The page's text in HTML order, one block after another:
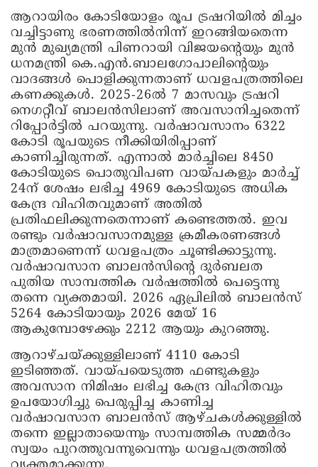
ആറായിരം കോടിയോളം രൂപ ട്രഷറിയില്‍ മിച്ചം
വച്ചിട്ടാണു ഭരണത്തില്‍നിന്ന് ഇറങ്ങിയതെന്ന
മുന്‍ മുഖ്യമന്ത്രി പിണറായി വിജയന്റെയും മുന്‍
ധനമന്ത്രി കെ.എന്‍.ബാലഗോപാലിന്റെയും
വാദങ്ങള്‍ പൊളിക്കുന്നതാണ് ധവളപത്രത്തിലെ
കണക്കുകള്‍. 2025-26ല്‍ 7 മാസവും ട്രഷറി
നെഗറ്റീവ് ബാലന്‍സിലാണ് അവസാനിച്ചതെന്ന്
റിപ്പോര്‍ട്ടില്‍ പറയുന്നു. വര്‍ഷാവസാനം 6322
കോടി രൂപയുടെ നീക്കിയിരിപ്പാണ്
കാണിച്ചിരുന്നത്. എന്നാല്‍ മാര്‍ച്ചിലെ 8450
കോടിയുടെ പൊതുവിപണ വായ്പകളും മാര്‍ച്ച്
24ന് ശേഷം ലഭിച്ച 4969 കോടിയുടെ അധിക
കേന്ദ്ര വിഹിതവുമാണ് അതില്‍
പ്രതിഫലിക്കുന്നതെന്നാണ് കണ്ടെത്തല്‍. ഇവ
രണ്ടും വര്‍ഷാവസാനമുള്ള ക്രമീകരണങ്ങള്‍
മാത്രമാണെന്ന് ധവളപത്രം ചൂണ്ടിക്കാട്ടുന്നു.
വര്‍ഷാവസാന ബാലന്‍സിന്റെ ദുര്‍ബലത
പുതിയ സാമ്പത്തിക വര്‍ഷത്തില്‍ പെട്ടെന്നു
തന്നെ വ്യക്തമായി. 2026 ഏപ്രിലില്‍ ബാലന്‍സ്
5264 കോടിയായും 2026 മേയ് 16
ആകുമ്പോഴേക്കും 2212 ആയും കുറഞ്ഞു.
ആറാഴ്ചയ്ക്കുള്ളിലാണ് 4110 കോടി
ഇടിഞ്ഞത്. വായ്പയെടുത്ത ഫണ്ടുകളും
അവസാന നിമിഷം ലഭിച്ച കേന്ദ്ര വിഹിതവും
ഉപയോഗിച്ചു പെരുപ്പിച്ച കാണിച്ച
വര്‍ഷാവസാന ബാലന്‍സ് ആഴ്ചകള്‍ക്കുള്ളില്‍
തന്നെ ഇല്ലാതായെന്നും സാമ്പത്തിക സമ്മര്‍ദം
സ്വയം പുറത്തുവന്നുവെന്നും ധവളപത്രത്തില്‍